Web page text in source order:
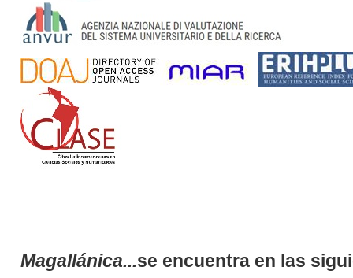
Magallánica...se encuentra en las